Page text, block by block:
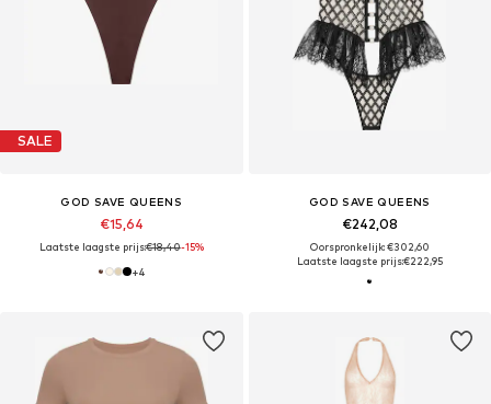
SALE
GOD SAVE QUEENS
€15,64
Laatste laagste prijs:€18,40-15%
+4
GOD SAVE QUEENS
€242,08
Oorspronkelijk: €302,60
Laatste laagste prijs:€222,95